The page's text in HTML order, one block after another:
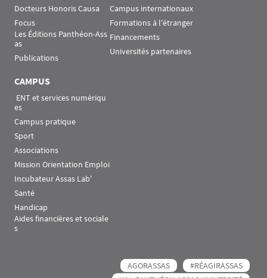
Docteurs Honoris Causa
Focus
Les Éditions Panthéon-Ass
as
Publications
Campus internationaux
Formations à l'étranger
Financements
Universités partenaires
CAMPUS
es
Campus pratique
Sport
Associations
Mission Orientation Emploi
Incubateur Assas Lab'
Santé
Handicap
Aides financières et sociale
s
AGORASSAS
#RÉAGIRASSAS